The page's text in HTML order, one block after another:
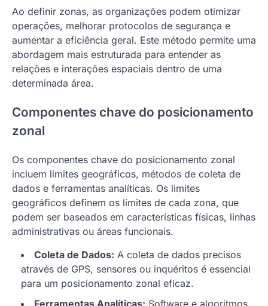
Ao definir zonas, as organizações podem otimizar
operações, melhorar protocolos de segurança e
aumentar a eficiência geral. Este método permite uma
abordagem mais estruturada para entender as
relações e interações espaciais dentro de uma
determinada área.
Componentes chave do posicionamento
zonal
Os componentes chave do posicionamento zonal
incluem limites geográficos, métodos de coleta de
dados e ferramentas analíticas. Os limites
geográficos definem os limites de cada zona, que
podem ser baseados em características físicas, linhas
administrativas ou áreas funcionais.
Coleta de Dados: A coleta de dados precisos
através de GPS, sensores ou inquéritos é essencial
para um posicionamento zonal eficaz.
Ferramentas Analíticas: Software e algoritmos